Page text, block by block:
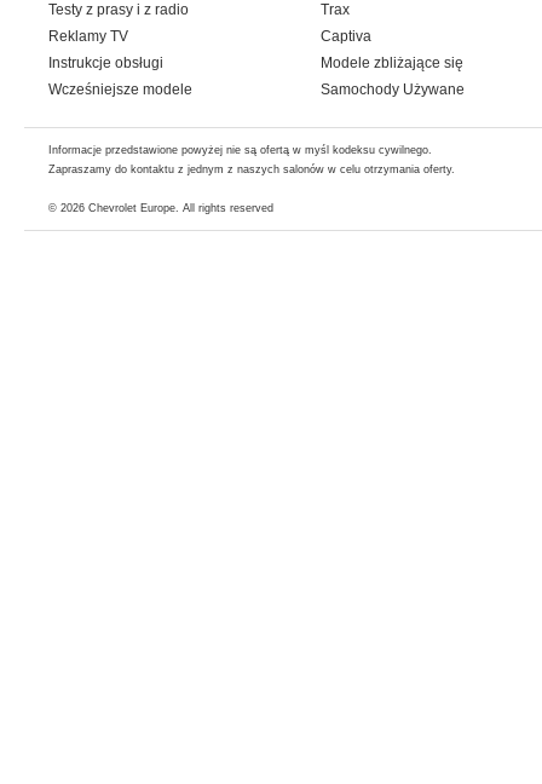
Testy z prasy i z radio
Reklamy TV
Instrukcje obsługi
Wcześniejsze modele
Trax
Captiva
Modele zbliżające się
Samochody Używane
Informacje przedstawione powyżej nie są ofertą w myśl kodeksu cywilnego.
Zapraszamy do kontaktu z jednym z naszych salonów w celu otrzymania oferty.
© 2026 Chevrolet Europe. All rights reserved